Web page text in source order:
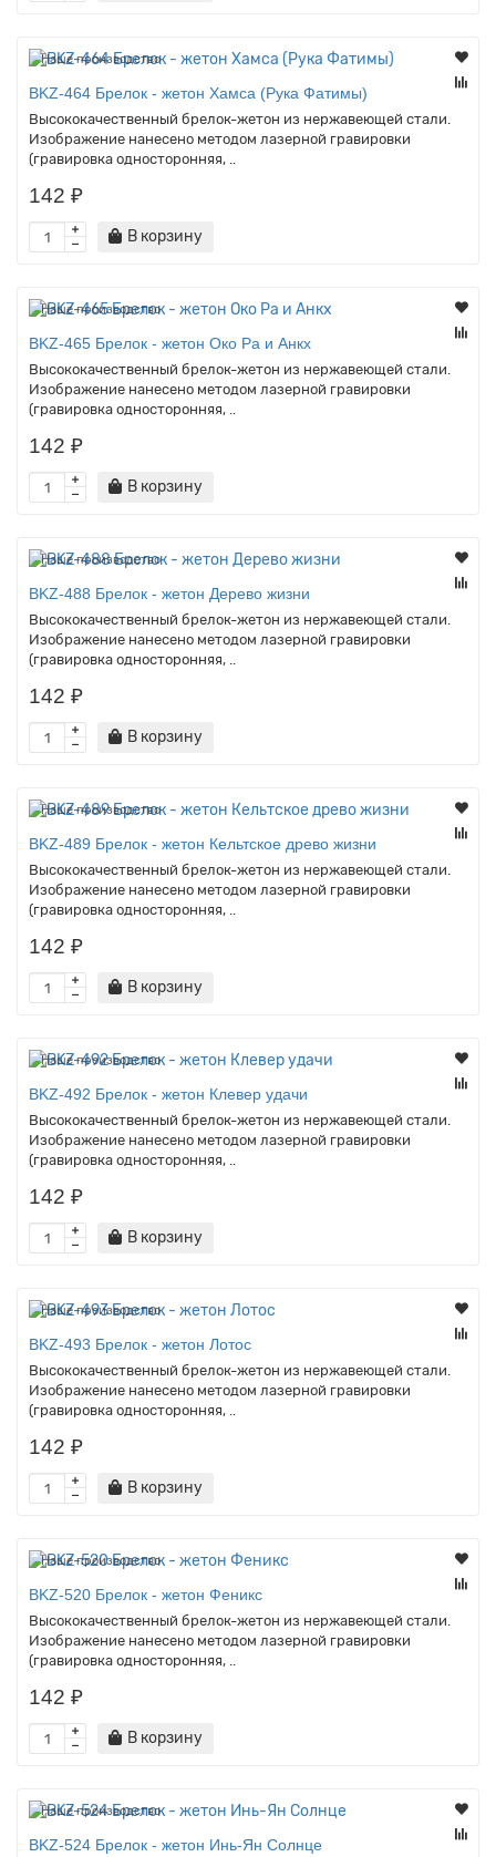
Наше производство
BKZ-464 Брелок - жетон Хамса (Рука Фатимы)
Высококачественный брелок-жетон из нержавеющей стали.
Изображение нанесено методом лазерной гравировки
(гравировка односторонняя, ..
142 ₽
В корзину
Наше производство
BKZ-465 Брелок - жетон Око Ра и Анкх
Высококачественный брелок-жетон из нержавеющей стали.
Изображение нанесено методом лазерной гравировки
(гравировка односторонняя, ..
142 ₽
В корзину
Наше производство
BKZ-488 Брелок - жетон Дерево жизни
Высококачественный брелок-жетон из нержавеющей стали.
Изображение нанесено методом лазерной гравировки
(гравировка односторонняя, ..
142 ₽
В корзину
Наше производство
BKZ-489 Брелок - жетон Кельтское древо жизни
Высококачественный брелок-жетон из нержавеющей стали.
Изображение нанесено методом лазерной гравировки
(гравировка односторонняя, ..
142 ₽
В корзину
Наше производство
BKZ-492 Брелок - жетон Клевер удачи
Высококачественный брелок-жетон из нержавеющей стали.
Изображение нанесено методом лазерной гравировки
(гравировка односторонняя, ..
142 ₽
В корзину
Наше производство
BKZ-493 Брелок - жетон Лотос
Высококачественный брелок-жетон из нержавеющей стали.
Изображение нанесено методом лазерной гравировки
(гравировка односторонняя, ..
142 ₽
В корзину
Наше производство
BKZ-520 Брелок - жетон Феникс
Высококачественный брелок-жетон из нержавеющей стали.
Изображение нанесено методом лазерной гравировки
(гравировка односторонняя, ..
142 ₽
В корзину
Наше производство
BKZ-524 Брелок - жетон Инь-Ян Солнце